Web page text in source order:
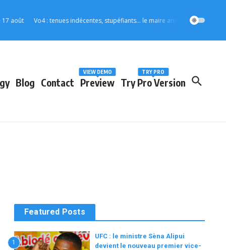
Vo4 : tenues indécentes, stupéfiants… le maire annonce des mesures
Blog Contact Preview
VIEW DEMO
Try Pro Version
TRY PRO
Featured Posts
1
UFC : le ministre Sèna Alipui
devient le nouveau premier vice-